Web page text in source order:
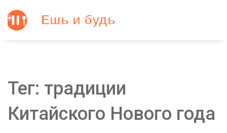
Тег: традиции
Китайского Нового года